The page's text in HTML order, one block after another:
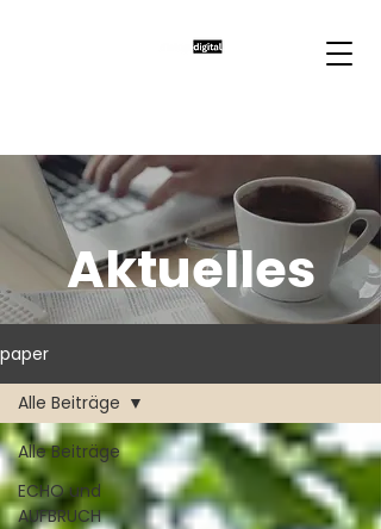
Aktuelles
paper
Alle Beiträge
ECHO und
AUFBRUCH
Alle Beiträge